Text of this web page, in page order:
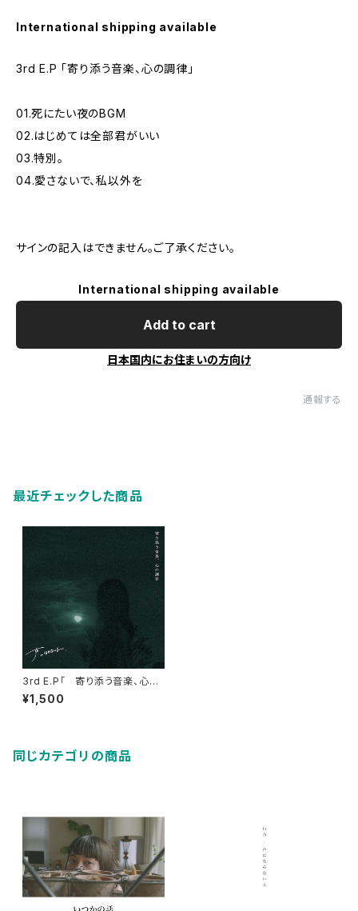
International shipping available
3rd E.P 「寄り添う音楽、心の調律」
01.死にたい夜のBGM
02.はじめては全部君がいい
03.特別。
04.愛さないで、私以外を
サインの記入はできません。ご了承ください。
International shipping available
Add to cart
日本国内にお住まいの方向け
通報する
最近チェックした商品
3rd E.P「 寄り添う音楽、心の
調律 」
¥1,500
同じカテゴリの商品